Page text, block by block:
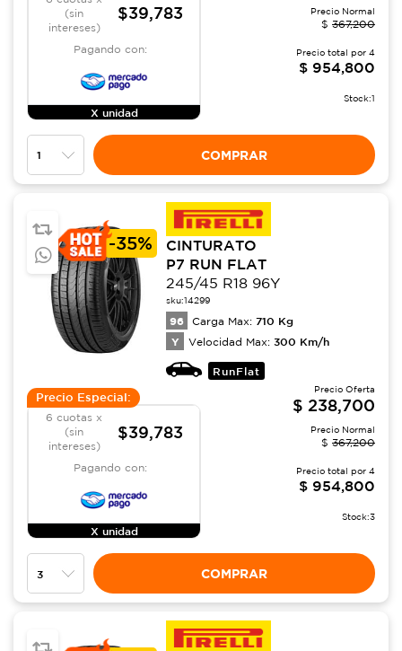
(sin
intereses)
$39,783
Pagando con:
X unidad
Precio Normal
$ 367,200
Precio total por 4
$ 954,800
Stock:1
COMPRAR
-35%
CINTURATO
P7 RUN FLAT
245/45 R18 96Y
sku:14299
96 Carga Max: 710 Kg
Y Velocidad Max: 300 Km/h
RunFlat
Precio Especial:
6 cuotas x
(sin
intereses)
$39,783
Pagando con:
X unidad
Precio Oferta
$ 238,700
Precio Normal
$ 367,200
Precio total por 4
$ 954,800
Stock:3
COMPRAR